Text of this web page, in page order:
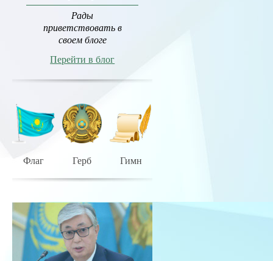
Рады
приветствовать в
своем блоге
Перейти в блог
Флаг Герб Гимн